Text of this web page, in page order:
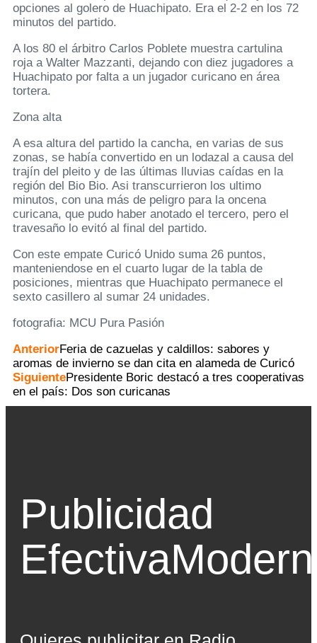
opciones al golero de Huachipato. Era el 2-2 en los 72
minutos del partido.
A los 80 el árbitro Carlos Poblete muestra cartulina
roja a Walter Mazzanti, dejando con diez jugadores a
Huachipato por falta a un jugador curicano en área
tortera.
Zona alta
A esa altura del partido la cancha, en varias de sus
zonas, se había convertido en un lodazal a causa del
trajín del pleito y de las últimas lluvias caídas en la
región del Bio Bio. Asi transcurrieron los ultimo
minutos, con una más de peligro para la oncena
curicana, que pudo haber anotado el tercero, pero el
travesaño lo evitó al final del partido.
Con este empate Curicó Unido suma 26 puntos,
manteniendose en el cuarto lugar de la tabla de
posiciones, mientras que Huachipato permanece el
sexto casillero al sumar 24 unidades.
fotografia: MCU Pura Pasión
AnteriorFeria de cazuelas y caldillos: sabores y
aromas de invierno se dan cita en alameda de Curicó
SiguientePresidente Boric destacó a tres cooperativas
en el país: Dos son curicanas
Publicidad
Efectiva